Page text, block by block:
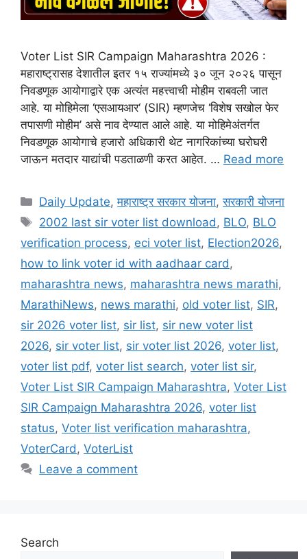
Voter List SIR Campaign Maharashtra 2026 :
महाराष्ट्रासह देशातील इतर १५ राज्यांमध्ये ३० जून २०२६ पासून
निवडणूक आयोगाद्वारे एक अत्यंत महत्त्वाची मोहीम राबवली जात
आहे. या मोहिमेला ‘एसआयआर‘ (SIR) म्हणजेच ‘विशेष सखोल फेर
तपासणी मोहीम’ असे नाव देण्यात आले आहे. या मोहिमेअंतर्गत
निवडणूक आयोगाचे हजारो अधिकारी थेट नागरिकांच्या घरोघरी
जाऊन मतदार याद्यांची पडताळणी करत आहेत. … Read more
Categories
Daily Update,महाराष्ट्र सरकार योजना,सरकारी योजना
Tags
2002 last sir voter list download, BLO, BLO
verification process, eci voter list, Election2026,
how to link voter id with aadhaar card,
maharashtra news, maharashtra news marathi,
MarathiNews, news marathi, old voter list, SIR,
sir 2026 voter list, sir list, sir new voter list
2026, sir voter list, sir voter list 2026, voter list,
voter list pdf, voter list search, voter list sir,
Voter List SIR Campaign Maharashtra, Voter List
SIR Campaign Maharashtra 2026, voter list
status, Voter list verification maharashtra,
VoterCard, VoterList
Leave a comment
Search